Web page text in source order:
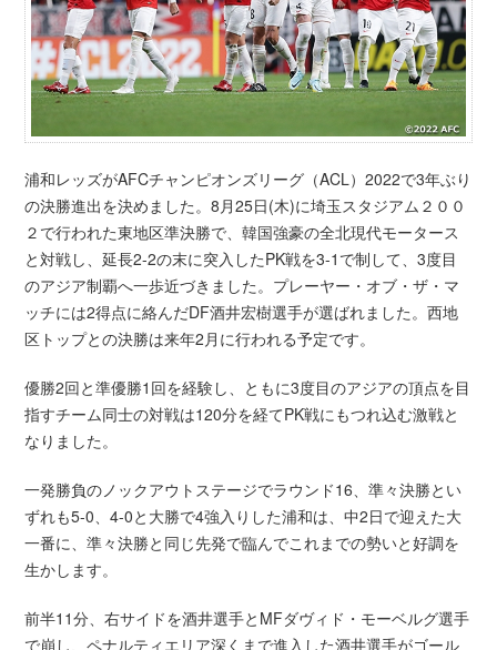
浦和レッズがAFCチャンピオンズリーグ（ACL）2022で3年ぶり
の決勝進出を決めました。8月25日(木)に埼玉スタジアム２００
２で行われた東地区準決勝で、韓国強豪の全北現代モータース
と対戦し、延長2-2の末に突入したPK戦を3-1で制して、3度目
のアジア制覇へ一歩近づきました。プレーヤー・オブ・ザ・マ
ッチには2得点に絡んだDF酒井宏樹選手が選ばれました。西地
区トップとの決勝は来年2月に行われる予定です。
優勝2回と準優勝1回を経験し、ともに3度目のアジアの頂点を目
指すチーム同士の対戦は120分を経てPK戦にもつれ込む激戦と
なりました。
一発勝負のノックアウトステージでラウンド16、準々決勝とい
ずれも5-0、4-0と大勝で4強入りした浦和は、中2日で迎えた大
一番に、準々決勝と同じ先発で臨んでこれまでの勢いと好調を
生かします。
前半11分、右サイドを酒井選手とMFダヴィド・モーベルグ選手
で崩し、ペナルティエリア深くまで進入した酒井選手がゴール